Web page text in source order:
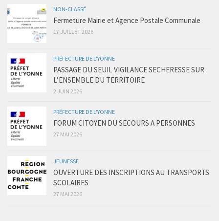
NON-CLASSÉ
Fermeture Mairie et Agence Postale Communale
17 JUILLET 2026
PRÉFECTURE DE L'YONNE
PASSAGE DU SEUIL VIGILANCE SECHERESSE SUR
L’ENSEMBLE DU TERRITOIRE
2 JUIN 2026
PRÉFECTURE DE L'YONNE
FORUM CITOYEN DU SECOURS A PERSONNES
27 MAI 2026
JEUNESSE
OUVERTURE DES INSCRIPTIONS AU TRANSPORTS
SCOLAIRES
27 MAI 2026